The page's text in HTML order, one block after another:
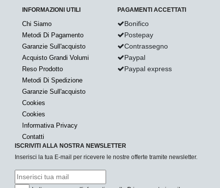
INFORMAZIONI UTILI
Chi Siamo
Metodi Di Pagamento
Garanzie Sull'acquisto
Acquisto Grandi Volumi
Reso Prodotto
Metodi Di Spedizione
Garanzie Sull'acquisto
Cookies
Cookies
Informativa Privacy
Contatti
PAGAMENTI ACCETTATI
Bonifico
Postepay
Contrassegno
Paypal
Paypal express
ISCRIVITI ALLA NOSTRA NEWSLETTER
Inserisci la tua E-mail per ricevere le nostre offerte tramite newsletter.